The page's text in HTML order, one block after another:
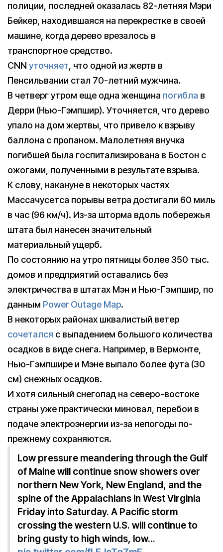
полиции, последней оказалась 82-летняя Мэри
Бейкер, находившаяся на перекрестке в своей
машине, когда дерево врезалось в
транспортное средство.
CNN уточняет, что одной из жертв в
Пенсильвании стал 70-летний мужчина.
В четверг утром еще одна женщина погибла в
Дерри (Нью-Гэмпшир). Уточняется, что дерево
упало на дом жертвы, что привело к взрыву
баллона с пропаном. Малолетняя внучка
погибшей была госпитализирована в Бостон с
ожогами, полученными в результате взрыва.
К слову, накануне в некоторых частях
Массачусетса порывы ветра достигали 60 миль
в час (96 км/ч). Из-за шторма вдоль побережья
штата был нанесен значительный
материальный ущерб.
По состоянию на утро пятницы более 350 тыс.
домов и предприятий оставались без
электричества в штатах Мэн и Нью-Гэмпшир, по
данным Power Outage Map.
В некоторых районах шквалистый ветер
сочетался с выпадением большого количества
осадков в виде снега. Например, в Вермонте,
Нью-Гэмпшире и Мэне выпало более фута (30
см) снежных осадков.
И хотя сильный снегопад на северо-востоке
страны уже практически миновал, перебои в
подаче электроэнергии из-за непогоды по-
прежнему сохраняются.
Low pressure meandering through the Gulf
of Maine will continue snow showers over
northern New York, New England, and the
spine of the Appalachians in West Virginia
Friday into Saturday. A Pacific storm
crossing the western U.S. will continue to
bring gusty to high winds, low…